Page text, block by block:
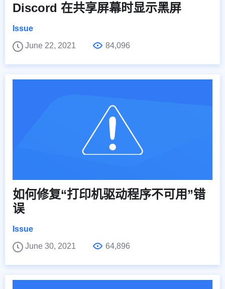
Discord 在共享屏幕时显示黑屏
Issue
June 22, 2021
84,096
如何修复“打印机驱动程序不可用”错
误
Issue
June 30, 2021
64,896